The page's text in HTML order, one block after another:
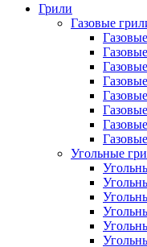
Грили
Газовые
Угольные